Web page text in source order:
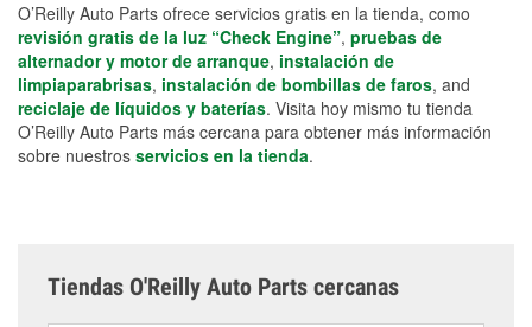
O’Reilly Auto Parts ofrece servicios gratis en la tienda, como
revisión gratis de la luz “Check Engine”, pruebas de
alternador y motor de arranque, instalación de
limpiaparabrisas, instalación de bombillas de faros, and
reciclaje de líquidos y baterías. Visita hoy mismo tu tienda
O’Reilly Auto Parts más cercana para obtener más información
sobre nuestros servicios en la tienda.
Tiendas O'Reilly Auto Parts cercanas